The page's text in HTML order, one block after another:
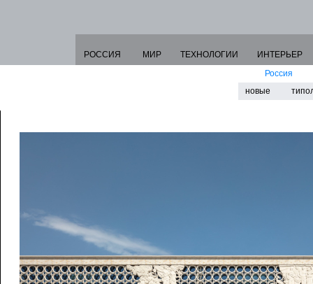
РОССИЯ МИР ТЕХНОЛОГИИ
ИНТЕРЬЕР
Россия
новые